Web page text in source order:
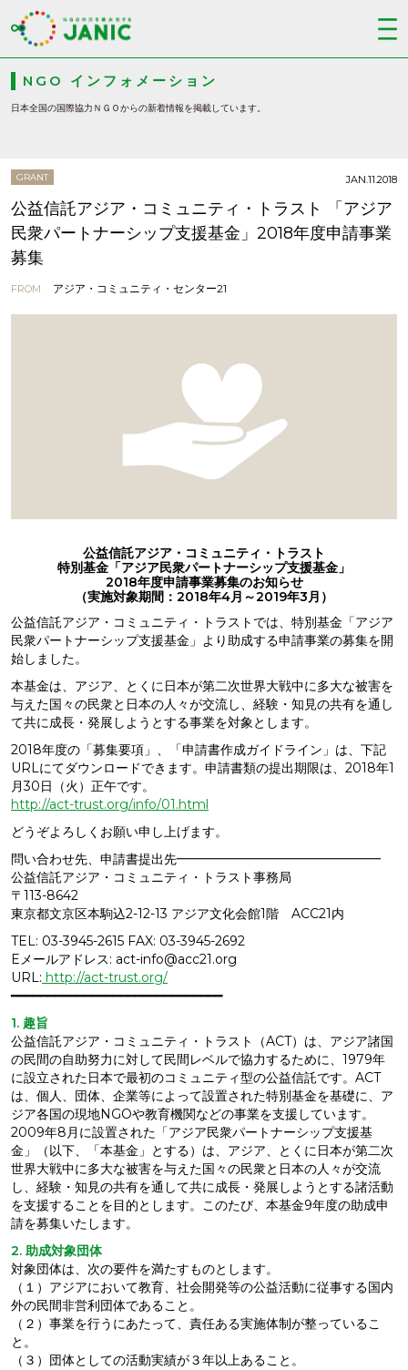
NGO インフォメーション
日本全国の国際協力ＮＧＯからの新着情報を掲載しています。
GRANT
公益信託アジア・コミュニティ・トラスト 「アジア
民衆パートナーシップ支援基金」2018年度申請事業
募集
FROM アジア・コミュニティ・センター21
JAN.11.2018
公益信託アジア・コミュニティ・トラスト
特別基金「アジア民衆パートナーシップ支援基金」
2018年度申請事業募集のお知らせ
（実施対象期間：2018年4月～2019年3月）
公益信託アジア・コミュニティ・トラストでは、特別基金「アジア
民衆パートナーシップ支援基金」より助成する申請事業の募集を開
始しました。
本基金は、アジア、とくに日本が第二次世界大戦中に多大な被害を
与えた国々の民衆と日本の人々が交流し、経験・知見の共有を通し
て共に成長・発展しようとする事業を対象とします。
2018年度の「募集要項」、「申請書作成ガイドライン」は、下記
URLにてダウンロードできます。申請書類の提出期限は、2018年1
月30日（火）正午です。
http://act-trust.org/info/01.html
どうぞよろしくお願い申し上げます。
問い合わせ先、申請書提出先━━━━━━━━━━━━━━━━
公益信託アジア・コミュニティ・トラスト事務局
〒113-8642
東京都文京区本駒込2-12-13 アジア文化会館1階 ACC21内
TEL: 03-3945-2615 FAX: 03-3945-2692
Eメールアドレス: act-info@acc21.org
URL: http://act-trust.org/
━━━━━━━━━━━━━━━━━━━━━━━━━━━━━
1. 趣旨
公益信託アジア・コミュニティ・トラスト（ACT）は、アジア諸国
の民間の自助努力に対して民間レベルで協力するために、1979年
に設立された日本で最初のコミュニティ型の公益信託です。ACT
は、個人、団体、企業等によって設置された特別基金を基礎に、ア
ジア各国の現地NGOや教育機関などの事業を支援しています。
2009年8月に設置された「アジア民衆パートナーシップ支援基
金」（以下、「本基金」とする）は、アジア、とくに日本が第二次
世界大戦中に多大な被害を与えた国々の民衆と日本の人々が交流
し、経験・知見の共有を通して共に成長・発展しようとする諸活動
を支援することを目的とします。このたび、本基金9年度の助成申
請を募集いたします。
2. 助成対象団体
対象団体は、次の要件を満たすものとします。
（１）アジアにおいて教育、社会開発等の公益活動に従事する国内
外の民間非営利団体であること。
（２）事業を行うにあたって、責任ある実施体制が整っているこ
と。
（３）団体としての活動実績が３年以上あること。